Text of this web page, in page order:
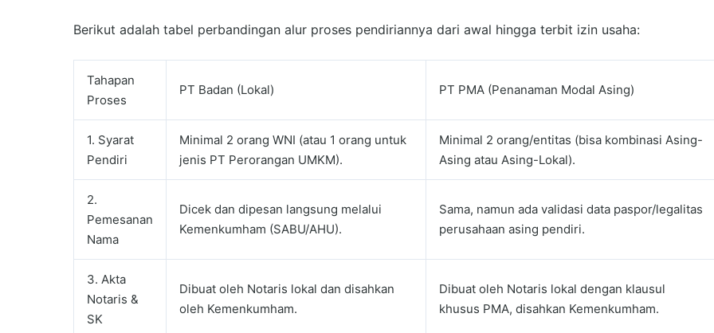
Berikut adalah tabel perbandingan alur proses pendiriannya dari awal hingga terbit izin usaha:
Tahapan
Proses
PT Badan (Lokal) PT PMA (Penanaman Modal Asing)
1. Syarat
Pendiri
Minimal 2 orang WNI (atau 1 orang untuk
jenis PT Perorangan UMKM).
Minimal 2 orang/entitas (bisa kombinasi Asing-
Asing atau Asing-Lokal).
2.
Pemesanan
Nama
Dicek dan dipesan langsung melalui
Kemenkumham (SABU/AHU).
Sama, namun ada validasi data paspor/legalitas
perusahaan asing pendiri.
3. Akta
Notaris &
SK
Dibuat oleh Notaris lokal dan disahkan
oleh Kemenkumham.
Dibuat oleh Notaris lokal dengan klausul
khusus PMA, disahkan Kemenkumham.